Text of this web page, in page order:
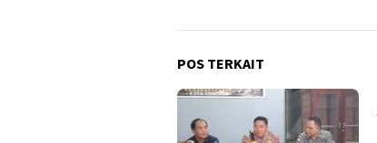
POS TERKAIT